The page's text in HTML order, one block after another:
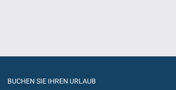
BUCHEN SIE IHREN URLAUB